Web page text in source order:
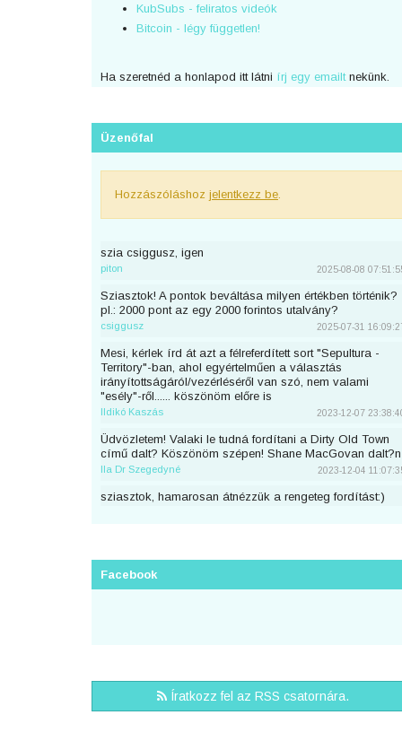
KubSubs - feliratos videók
Bitcoin - légy független!
Ha szeretnéd a honlapod itt látni írj egy emailtnekünk.
Üzenőfal
Hozzászóláshoz jelentkezz be
szia csiggusz, igen
piton 2025-08-08
Sziasztok! A pontok beváltása milyen értékben történik?
pl.: 2000 pont az egy 2000 forintos utalvány?
csiggusz 2025-07-31
Mesi, kérlek írd át azt a félreferdített sort "Sepultura -
Territory"-ban, ahol egyértelműen a választás
irányítottságáról/vezérléséről van szó, nem valami
"esély"-ről...... köszönöm előre is
Ildikó Kaszás 2023-12-07
Üdvözletem! Valaki le tudná fordítani a Dirty Old Town
című dalt? Köszönöm szépen! Shane MacGovan dalt?n
Ila Dr Szegedyné 2023-12-04
sziasztok, hamarosan átnézzük a rengeteg fordítást:)
előtte. Át lehetne még írni a nevemre? Köszi <3
Sziasztok, én küldtem be most Taylor Swifttől a Great
War című számot, de véletlen nem voltam bejelentkezve.
A nevemre lehetne írni?
Facebook
Íratkozz fel az RSS csatornára.